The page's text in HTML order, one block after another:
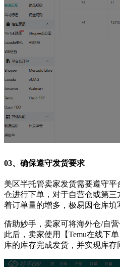
03、 确保遵守发货要求
美区半托管卖家发货需要遵守平
仓进行下单，对于自营仓或第
着订单量的增多，极易因仓库填
借助妙手，卖家可将海外仓/自营
此后，卖家使用【Temu在线下
库的库存完成发货，并实现库存